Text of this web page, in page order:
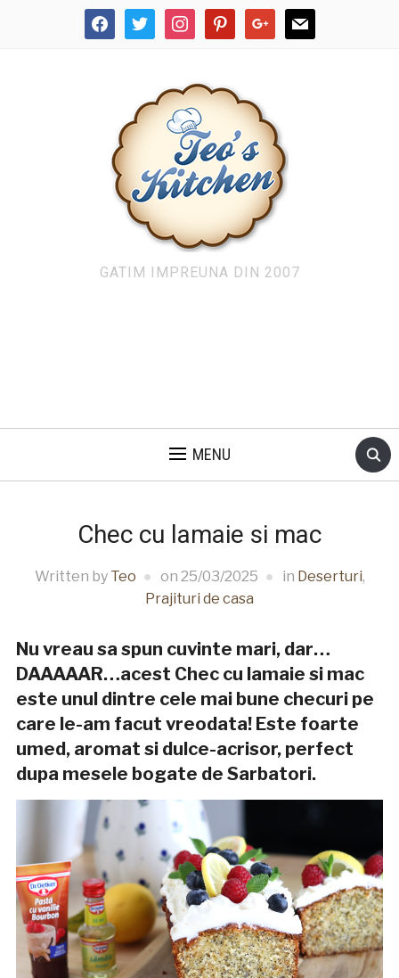
facebooktwitter instagrampinterestgoogle mail
GATIM IMPREUNA DIN 2007
MENU
Chec cu lamaie si mac
Written by Teo on 25/03/2025 in Deserturi,
Prajituri de casa
Nu vreau sa spun cuvinte mari, dar…
DAAAAAR…acest Chec cu lamaie si mac
este unul dintre cele mai bune checuri pe
care le-am facut vreodata! Este foarte
umed, aromat si dulce-acrisor, perfect
dupa mesele bogate de Sarbatori.